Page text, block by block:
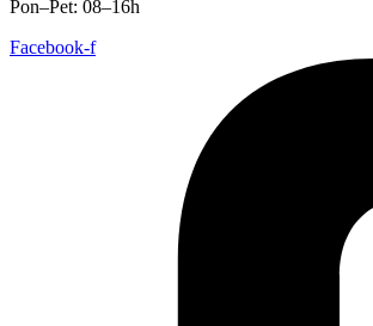
Pon–Pet: 08–16h
Facebook-f